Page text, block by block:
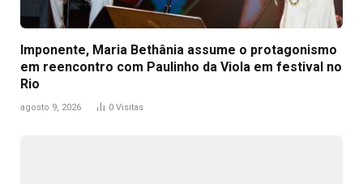
Imponente, Maria Bethânia assume o protagonismo
em reencontro com Paulinho da Viola em festival no
Rio
agosto 9, 2026 0 Visitas